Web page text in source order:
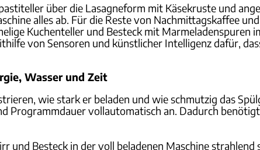
über die Lasagneform mit Käsekruste und
alles ab. Für die Reste von Nachmittagskaffee
Kuchenteller und Besteck mit
von Sensoren und künstlicher Intelligenz dafür,
Wasser und Zeit
wie stark er beladen und wie schmutzig das
Programmdauer vollautomatisch an. Dadurch
und Besteck in der voll beladenen Maschine